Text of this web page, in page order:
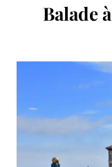
Balade